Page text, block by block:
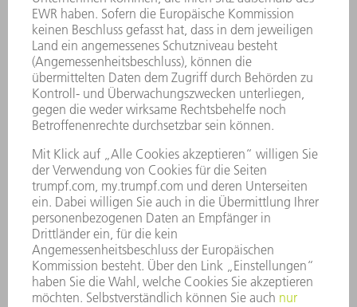
Digitale Anbindung und
Integration für smarte Lösungen
Die nahtlose Integration vieler Maschinen von
TRUMPF in die eigene Softwarewelt ist
problemlos und einfach. Sei es eine Integration
in Oseon oder eine Anbindung an Monitoring
und Analyse Tools - für jede Kombination
stellen wir die passende Lösung bereit. Auch
eine Anbindung an Software Systeme von
Drittanbietern ist mit unseren Schnittstellen
basierend auf dem OPC UA Standard möglich.